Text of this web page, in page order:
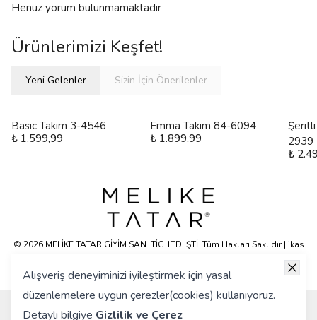
Alışveriş deneyiminizi iyileştirmek için yasal
düzenlemelere uygun çerezler(cookies) kullanıyoruz.
Detaylı bilgiye Gizlilik ve Çerez
Henüz yorum bulunmamaktadır
Ürünlerimizi Keşfet!
Yeni Gelenler Sizin İçin Önerilenler
Basic Takım 3-4546
₺ 1.599,99
Emma Takım 84-6094
₺ 1.899,99
2939
₺
KURUMSAL
© 2026 MELİKE TATAR GİYİM SAN. TİC. LTD. ŞTİ. Tüm Hakları Saklıdır | ikas